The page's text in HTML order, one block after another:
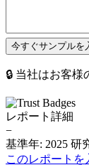
今すぐサンプルを
🔒 当社はお客
レポート詳細
−
基準年: 2025 研
このレポートを